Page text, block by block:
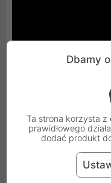
Tworzone w oparciu
oprogramowanie
nieograniczonej
Dbamy
Ta strona korzysta z
prawidłowego
dodać produkt